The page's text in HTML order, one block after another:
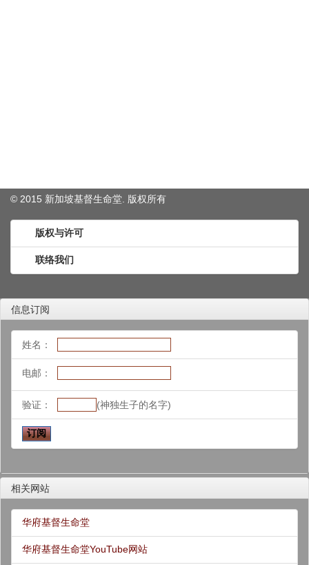
© 2015 新加坡基督生命堂. 版权所有
版权与许可
联络我们
信息订阅
姓名：
电邮：
验证： (神独生子的名字)
相关网站
华府基督生命堂
华府基督生命堂YouTube网站